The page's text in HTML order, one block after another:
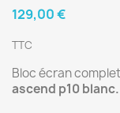
129,00 €
TTC
Bloc écran
ascend p10 blanc.